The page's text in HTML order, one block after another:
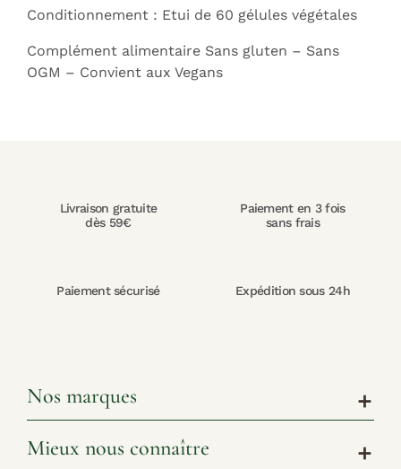
Conditionnement : Etui de 60 gélules végétales
Complément alimentaire Sans gluten – Sans
OGM – Convient aux Vegans
Livraison gratuite
dès 59€
Paiement en 3 fois
sans frais
Paiement sécurisé Expédition sous 24h
Nos marques add
Mieux nous connaître add